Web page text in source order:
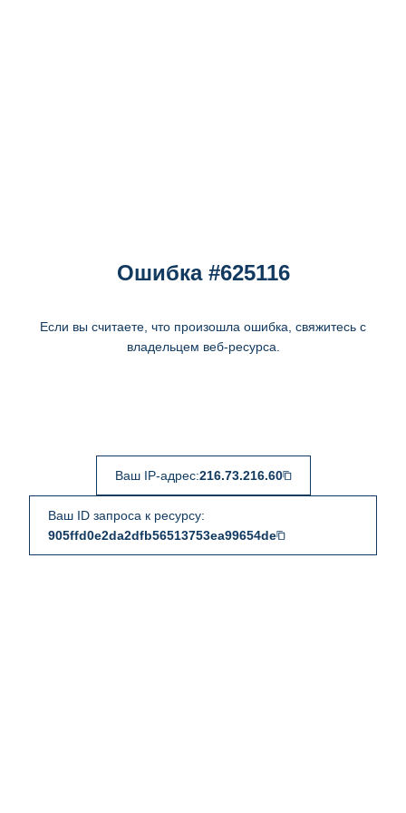
Ошибка #625116
Если вы считаете, что произошла ошибка, свяжитесь с
владельцем веб-ресурса.
Ваш IP-адрес:216.73.216.60
Ваш ID запроса к ресурсу:
905ffd0e2da2dfb56513753ea99654de